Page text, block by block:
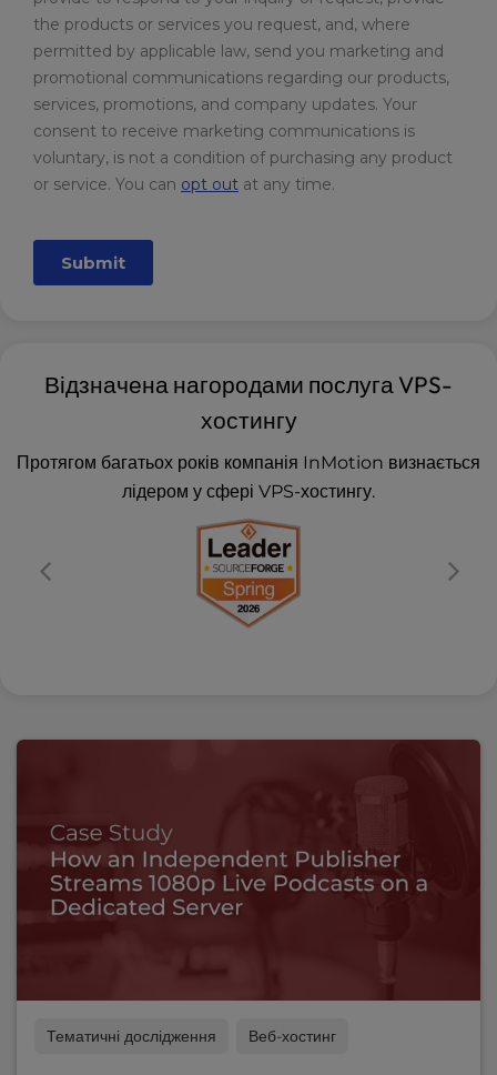
Відзначена нагородами послуга VPS-
хостингу
Протягом багатьох років компанія InMotion визнається
лідером у сфері VPS-хостингу.
Тематичні дослідження Веб-хостинг